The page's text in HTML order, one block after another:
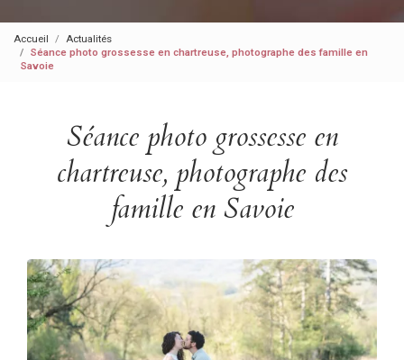
Accueil
Actualités
Séance photo grossesse en chartreuse, photographe des famille en
Savoie
Séance photo grossesse en
chartreuse, photographe des
famille en Savoie